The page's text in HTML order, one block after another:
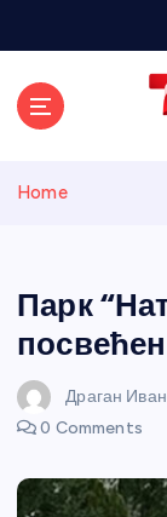
Home
Парк
Драган
0 Comments